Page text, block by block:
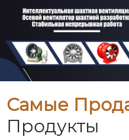
Самые
Продукты